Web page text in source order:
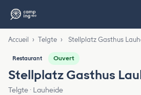
Accueil › Telgte › Stellplatz Gasthus
Restaurant Ouvert
Stellplatz Gasthus
Telgte · Lauheide